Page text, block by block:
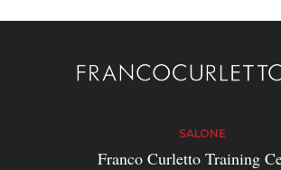
SALONE
Franco Curletto Training